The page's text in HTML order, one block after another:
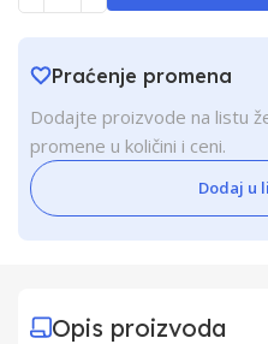
Praćenje promena
Dodajte proizvode na listu
promene u količini i ceni.
Dodaj u
Opis proizvoda